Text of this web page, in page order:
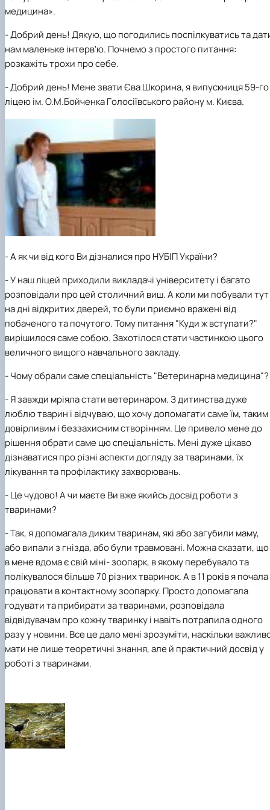
Інструментальний ансамбль "Дивосвіт"
Мистецька студія "Вовняні мрії"
Тріо "ТоНіка"
медицина».
-Добрийдень! Дякую, що погодились поспілкуватись та
нам маленьке інтерв'ю. Почнемо з простого питання:
розкажіть трохи про себе.
- Добрийдень! Мене звати Єва Шкорина, я випускниця59-го
ліцею ім. О.М.БойченкаГолосіївського районум. Києва.
-А як чи від кого Ви дізналися про НУБІП України?
- Унаш ліцей приходили викладачі університету і багато
розповідали про цей столичний виш.А коли ми побували тут
на дні відкритих дверей, то були приємно вражені від
побаченого та почутого. Тому питання "Куди ж вступати?"
вирішилося саме собою. Захотілося стати частинкою цього
величного вищого навчального закладу.
-Чому обрали саме спеціальність "Ветеринарна медицина"?
-Я завжди мріяла стати ветеринаром. З дитинства дуже
люблю тварин і відчуваю, що хочу допомагати саме їм, таким
довірливим і беззахисним створінням. Це привело мене до
рішення обрати саме цю спеціальність. Мені дуже цікаво
дізнаватися про різні аспекти догляду за тваринами, їх
лікування та профілактику захворювань.
-Це чудово! А чи маєтеВи вже якийсь досвід роботи з
тваринами?
-Так, я допомагала диким тваринам, якіабозагубили маму,
або випали з гнізда,або були травмовані. Можна сказати, що
в мене вдома є свій міні-зоопарк, в якому перебувало та
полікувалося більше 70 різних тваринок. А в 11 років я почала
працювати в контактному зоопарку. Просто допомагала
годувати та прибирати за тваринами, розповідала
відвідувачам про кожну тваринку і навіть потрапила одного
разу у новини. Все це дало мені зрозуміти, наскільки
мати не лише теоретичні знання, але й практичний досвід у
роботі з тваринами.